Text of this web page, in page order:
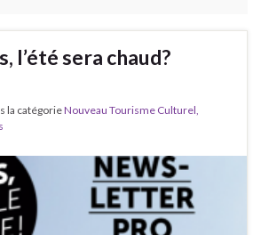
l’été sera chaud?
la catégorieNouveau Tourisme Culturel,